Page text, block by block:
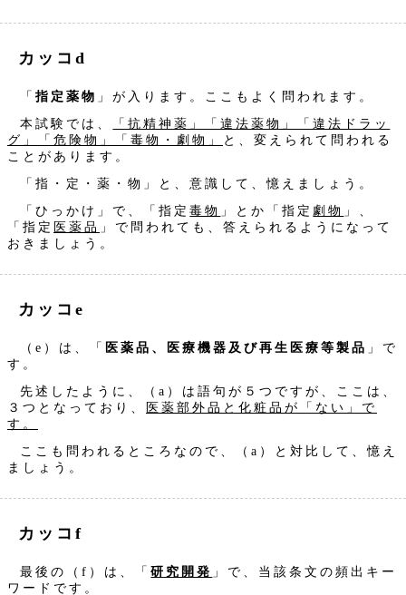
カッコd
「指定薬物 」が入ります。ここもよく問われます。
本試験では、
「抗精神薬」「違法薬物」「違法ドラッ
グ」「危険物」「毒物・劇物」
と、変えられて問われる
ことがあります。
「指・定・薬・物」と、意識して、憶えましょう。
「ひっかけ」で、「指定毒物 」とか「指定 劇物 」、
「指定 医薬品 」で問われても、答えられるようになって
おきましょう。
カッコe
（e）は、「 医薬品、医療機器及び再生医療等製品 」で
す。
先述したように、（a）は語句が５つですが、ここは、
３つとなっており、
医薬部外品と化粧品が「ない」で
す。
ここも問われるところなので、（a）と対比して、憶え
ましょう。
カッコf
最後の（f）は、「研究開発 」で、当該条文の頻出キー
ワードです。